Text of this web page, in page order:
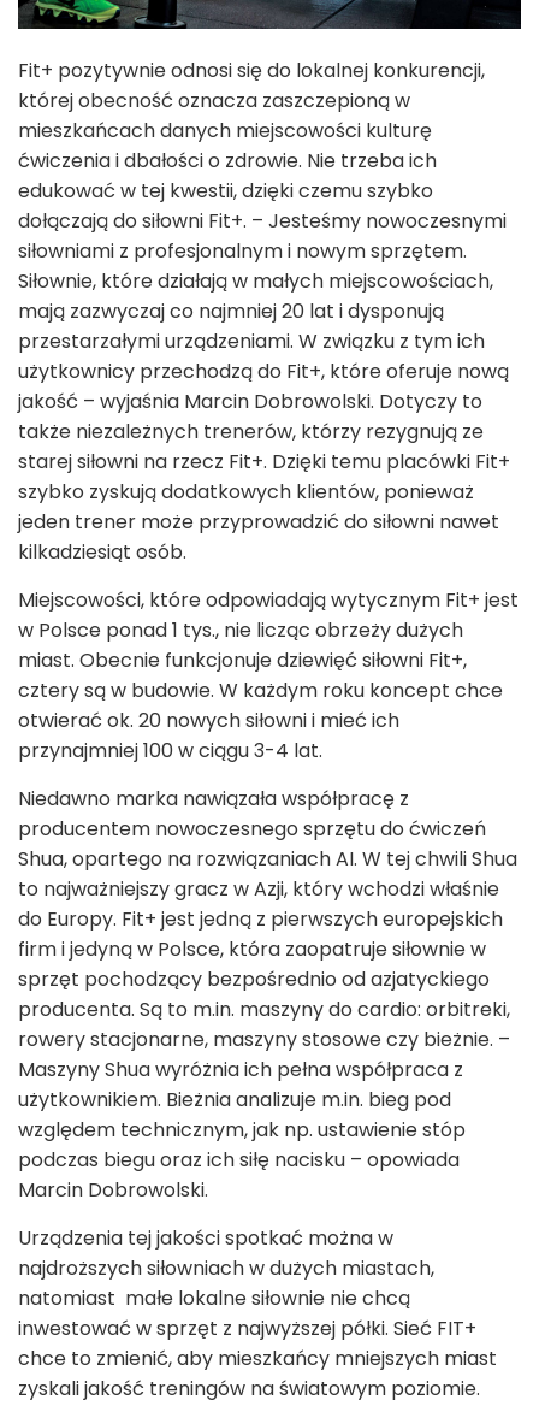
Fit+ pozytywnie odnosi się do lokalnej konkurencji,
której obecność oznacza zaszczepioną w
mieszkańcach danych miejscowości kulturę
ćwiczenia i dbałości o zdrowie. Nie trzeba ich
edukować w tej kwestii, dzięki czemu szybko
dołączają do siłowni Fit+. – Jesteśmy nowoczesnymi
siłowniami z profesjonalnym i nowym sprzętem.
Siłownie, które działają w małych miejscowościach,
mają zazwyczaj co najmniej 20 lat i dysponują
przestarzałymi urządzeniami. W związku z tym ich
użytkownicy przechodzą do Fit+, które oferuje nową
jakość – wyjaśnia Marcin Dobrowolski. Dotyczy to
także niezależnych trenerów, którzy rezygnują ze
starej siłowni na rzecz Fit+. Dzięki temu placówki Fit+
szybko zyskują dodatkowych klientów, ponieważ
jeden trener może przyprowadzić do siłowni nawet
kilkadziesiąt osób.
Miejscowości, które odpowiadają wytycznym Fit+ jest
w Polsce ponad 1 tys., nie licząc obrzeży dużych
miast. Obecnie funkcjonuje dziewięć siłowni Fit+,
cztery są w budowie. W każdym roku koncept chce
otwierać ok. 20 nowych siłowni i mieć ich
przynajmniej 100 w ciągu 3-4 lat.
Niedawno marka nawiązała współpracę z
producentem nowoczesnego sprzętu do ćwiczeń
Shua, opartego na rozwiązaniach AI. W tej chwili Shua
to najważniejszy gracz w Azji, który wchodzi właśnie
do Europy. Fit+ jest jedną z pierwszych europejskich
firm i jedyną w Polsce, która zaopatruje siłownie w
sprzęt pochodzący bezpośrednio od azjatyckiego
producenta. Są to m.in. maszyny do cardio: orbitreki,
rowery stacjonarne, maszyny stosowe czy bieżnie. –
Maszyny Shua wyróżnia ich pełna współpraca z
użytkownikiem. Bieżnia analizuje m.in. bieg pod
względem technicznym, jak np. ustawienie stóp
podczas biegu oraz ich siłę nacisku – opowiada
Marcin Dobrowolski.
Urządzenia tej jakości spotkać można w
najdroższych siłowniach w dużych miastach,
natomiast małe lokalne siłownie nie chcą
inwestować w sprzęt z najwyższej półki. Sieć FIT+
chce to zmienić, aby mieszkańcy mniejszych miast
zyskali jakość treningów na światowym poziomie.